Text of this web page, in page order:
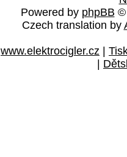
Powered by phpBB ©
Czech translation by
www.elektrocigler.cz